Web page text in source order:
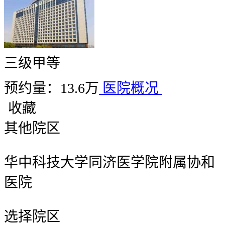
三级甲等
预约量：13.6万 医院概况
收藏
其他院区
华中科技大学同济医学院附属协和
医院
选择院区